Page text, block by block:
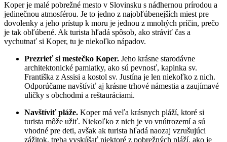
Koper je malé pobrežné mesto v Slovinsku s nádhernou prírodou a
jedinečnou atmosférou. Je to jedno z najobľúbenejších miest pre
dovolenky a jeho prístup k moru je jednou z mnohých príčin, prečo
je tak obľúbené. Ak turista hľadá spôsob, ako stráviť čas a
vychutnať si Koper, tu je niekoľko nápadov.
Prezrieť si mestečko Koper. Jeho krásne starodávne
architektonické pamiatky, ako sú pevnosť, kaplnka sv.
Františka z Assisi a kostol sv. Justína je len niekoľko z nich.
Odporúčame navštíviť aj krásne trhové námestia a zaujímavé
uličky s obchodmi a reštauráciami.
Navštíviť pláže. Koper má veľa krásnych pláží, ktoré si
turista môže užiť. Niekoľko z nich je vo vnútrozemí a sú
vhodné pre deti, avšak ak turista hľadá naozaj vzrušujúci
zážitok, treba vyskúšať niektoré z pobrežných pláží, ako je